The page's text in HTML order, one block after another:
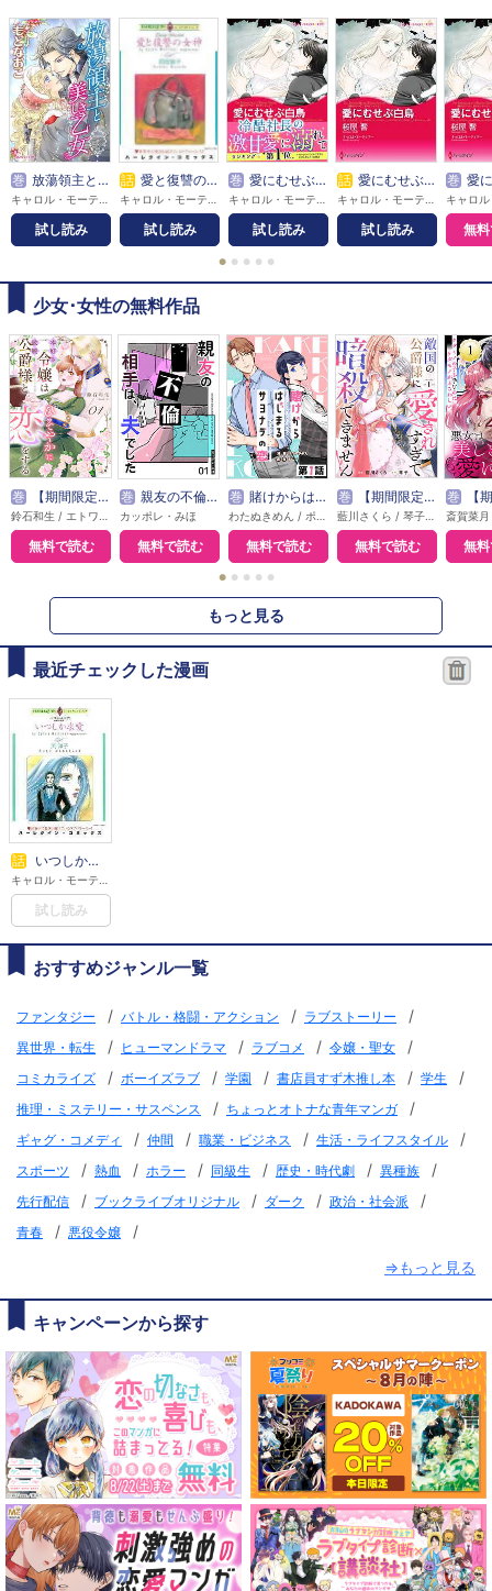
巻 放蕩領主と美しき乙女
試し読み
話 愛と復讐の女神
試し読み
巻 愛にむせぶ白鳥
試し読み
話 愛にむせぶ白鳥
試し読み
巻 愛にむせぶ白鳥〈闇
無
● ● ● ● ●
少女･女性の無料作品
巻 【期間限定無料】本好き令嬢は敏腕公爵様とひそやかに恋をする
無料で読む
巻 親友の不倫相手は、夫でした【単話版】
カッポレ・みほ
無料で読む
巻 賭けからはじまるサヨナラの恋【単話版】
無料で読む
巻 【期間限定無料】敵国の公爵様に愛されすぎて暗殺できません！
無料で読む
巻 【期間限定無
無
● ● ● ● ●
もっと見る
最近チェックした漫画
話 いつしか求愛～独身男に乾杯 I～
試し読み
おすすめジャンル一覧
ファンタジー / バトル・格闘・アクション / ラブストーリー /
異世界・転生 / ヒューマンドラマ / ラブコメ / 令嬢・聖女 /
コミカライズ / ボーイズラブ / 学園 / 書店員すず木推し本 / 学生 /
推理・ミステリー・サスペンス / ちょっとオトナな青年マンガ /
ギャグ・コメディ / 仲間 / 職業・ビジネス / 生活・ライフスタイル /
スポーツ / 熱血 / ホラー / 同級生 / 歴史・時代劇 / 異種族 /
先行配信 / ブックライブオリジナル / ダーク / 政治・社会派 /
青春 / 悪役令嬢
/
⇒もっと見る
キャンペーンから探す